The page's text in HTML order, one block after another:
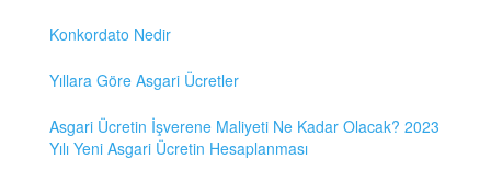
Konkordato Nedir
Yıllara Göre Asgari Ücretler
Asgari Ücretin İşverene Maliyeti Ne Kadar Olacak? 2023
Yılı Yeni Asgari Ücretin Hesaplanması